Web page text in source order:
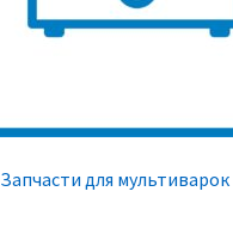
Запчасти для мультиварок